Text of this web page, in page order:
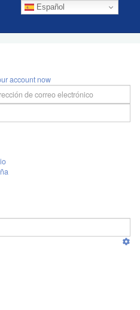
Español
account now